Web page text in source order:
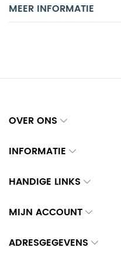
MEER INFORMATIE
OVER ONS
INFORMATIE
HANDIGE LINKS
MIJN ACCOUNT
ADRESGEGEVENS